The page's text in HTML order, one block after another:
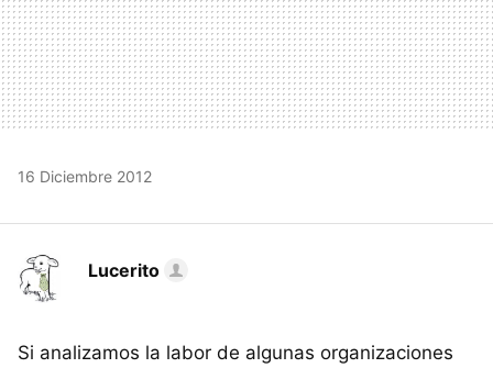
16 Diciembre 2012
Lucerito
Si analizamos la labor de algunas organizaciones